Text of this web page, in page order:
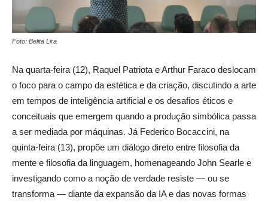
Foto: Belita Lira
Na quarta-feira (12), Raquel Patriota e Arthur Faraco deslocam
o foco para o campo da estética e da criação, discutindo a arte
em tempos de inteligência artificial e os desafios éticos e
conceituais que emergem quando a produção simbólica passa
a ser mediada por máquinas. Já Federico Bocaccini, na
quinta-feira (13), propõe um diálogo direto entre filosofia da
mente e filosofia da linguagem, homenageando John Searle e
investigando como a noção de verdade resiste — ou se
transforma — diante da expansão da IA e das novas formas